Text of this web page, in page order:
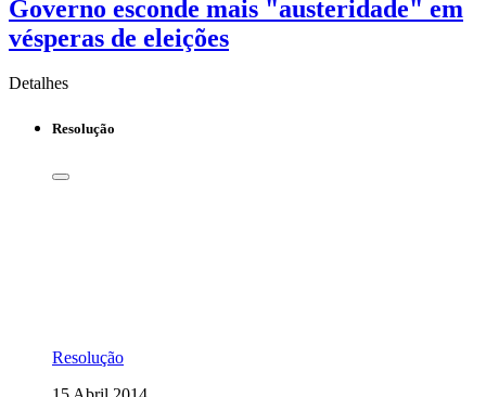
Governo esconde mais "austeridade" em
vésperas de eleições
Detalhes
Resolução
Resolução